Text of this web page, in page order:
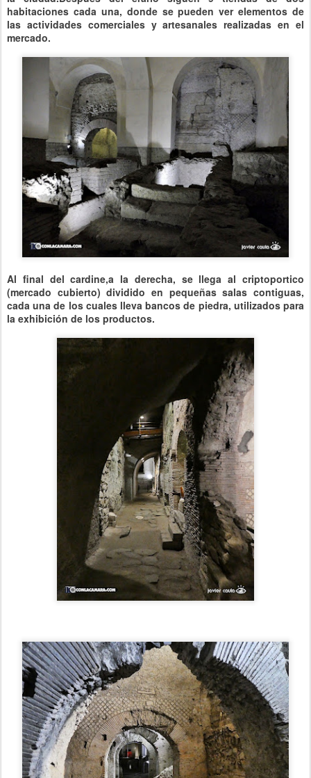
habitaciones cada una, donde se pueden ver elementos de
las actividades comerciales y artesanales realizadas en el
mercado.
Al final del cardine,a la derecha, se llega al criptoportico
(mercado cubierto) dividido en pequeñas salas contiguas,
cada una de los cuales lleva bancos de piedra, utilizados para
la exhibición de los productos.